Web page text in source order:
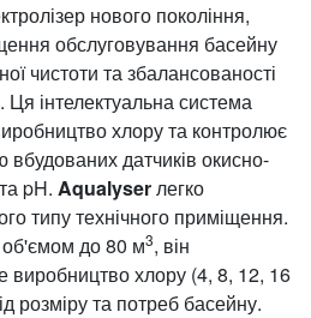
нового покоління,
обслуговування басейну
чистоти та збалансованості
Ця інтелектуальна система
хлору та контролює
датчиків окисно-
pH. Aqualyserлегко
типу технічного приміщення.
об'ємом до 80 м3, він
виробництво хлору (4, 8, 12, 16
розміру та потреб басейну.